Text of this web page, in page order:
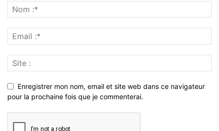
Enregistrer mon nom, email et site web dans ce navigateur
pour la prochaine fois que je commenterai.